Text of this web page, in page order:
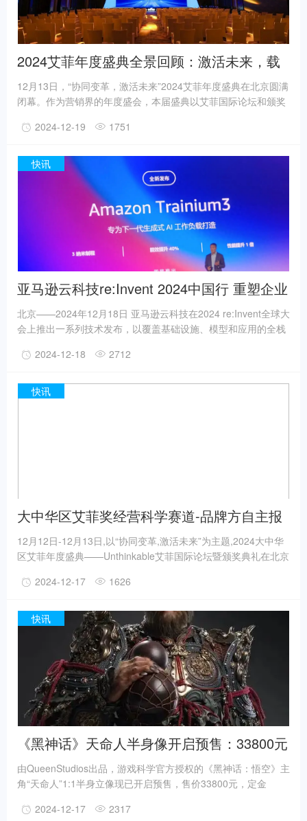
2024艾菲年度盛典全景回顾：激活未来，载
誉出发！
12月13日，“协同变革，激活未来”2024艾菲年度盛典在北京圆满
闭幕。作为营销界的年度盛会，本届盛典以艾菲国际论坛和颁奖
引了来自国内外最具实效增长的品牌、平台及行业新势力，分享
企业全方位赋能。作为驱动实效营销的全球化平台，艾菲奖已遍
及全球125+国家和地区，致力于通过奖项和实效营销见解，引
领、启迪和表彰实效营销作品及实践者。
2024-12-19 1751
快讯
亚马逊云科技re:Invent 2024中国行 重塑企业
生成式AI和云上创新
北京——2024年12月18日 亚马逊云科技在2024 re:Invent全球大
会上推出一系列技术发布，以覆盖基础设施、模型和应用的全栈
亚马逊云科技大中华区产品部总经理陈晓建现场分享亚马逊云科
式AI领域，推出Amazon Nova系列基础模型并强化Amazon
2024-12-18 2712
快讯
大中华区艾菲奖经营科学赛道-品牌方自主报
赛量TOP1
12月12日-12月13日,以“协同变革,激活未来”为主题,2024大中华
区艾菲年度盛典——Unthinkable艾菲国际论坛暨颁奖典礼在北京
一流见解,引领、启迪和表彰125+国家和地区的实效营销作品以
经过来自全球和地区、专业精准的评审团的层层筛选,表彰最具实
效的营销创意。
2024-12-17 1626
快讯
《黑神话》天命人半身像开启预售：33800元
由QueenStudios出品，游戏科学官方授权的《黑神话：悟空》主
角“天命人”1:1半身立像现已开启预售，售价33800元，定金
售时间为12月16日20:00-12月30日20:00，预计发货时间为2025
2024-12-17 2317